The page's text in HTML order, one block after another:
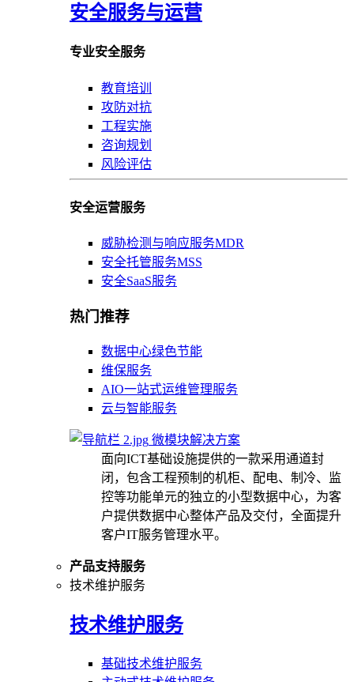
安全服务与运营
专业安全服务
教育培训
攻防对抗
工程实施
咨询规划
风险评估
安全运营服务
威胁检测与响应服务MDR
安全托管服务MSS
安全SaaS服务
热门推荐
数据中心绿色节能
维保服务
AIO一站式运维管理服务
云与智能服务
微模块解决方案
面向ICT基础设施提供的一款采用通道封
闭，包含工程预制的机柜、配电、制冷、监
控等功能单元的独立的小型数据中心，为客
户提供数据中心整体产品及交付，全面提升
客户IT服务管理水平。
产品支持服务
技术维护服务
技术维护服务
基础技术维护服务